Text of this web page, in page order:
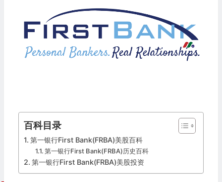
百科目录
第一银行First Bank(FRBA)美股百科
第一银行First Bank(FRBA)历史百科
第一银行First Bank(FRBA)美股投资